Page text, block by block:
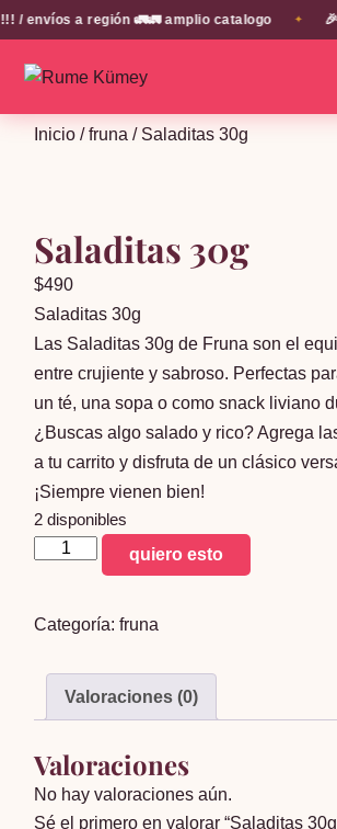
envíos a región 🚛🚛 amplio catalogo 🎉
Inicio /fruna / Saladitas 30g
Saladitas 30g
$490
Saladitas 30g
Las Saladitas 30g de Fruna son el
entre crujiente y sabroso. Perfectas
un té, una sopa o como snack liviano
¿Buscas algo salado y rico? Agrega
a tu carrito y disfruta de un clásico
¡Siempre vienen bien!
2 disponibles
Saladitas
quiero esto
Categoría:fruna
Valoraciones (0)
Valoraciones
No hay valoraciones aún.
Sé el primero en valorar “Saladitas